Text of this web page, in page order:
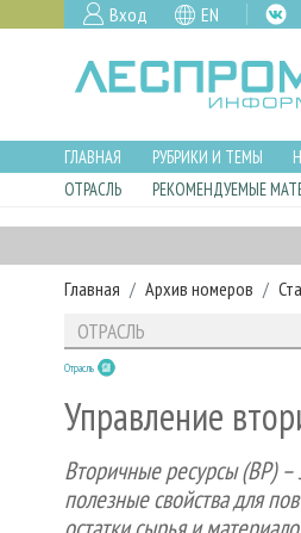
Вход EN
ГЛАВНАЯ РУБРИКИ И ТЕМЫ
ОТРАСЛЬ
РЕКОМЕНДУЕМЫЕ
Главная Архив номеров
ОТРАСЛЬ
Отрасль
Управление
Вторичные ресурсы (ВР) –
полезные свойства для